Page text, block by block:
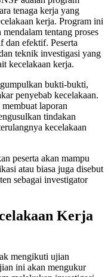
tenaga kerja yang
kerja. Program ini
tentang proses
dan efektif. Peserta
teknik investigasi yang
kecelakaan kerja.
bukti-bukti,
penyebab kecelakaan.
laporan
tindakan
kecelakaan
peserta akan mampu
atau biasa juga disebut
sebagai investigator
Kerja
mengikuti ujian
ini akan mengukur